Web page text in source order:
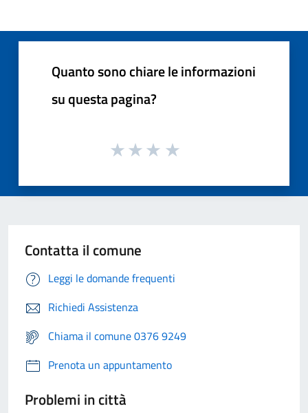
Quanto sono chiare le informazioni
su questa pagina?
Contatta il comune
Leggi le domande frequenti
Richiedi Assistenza
Chiama il comune 0376 9249
Prenota un appuntamento
Problemi in città